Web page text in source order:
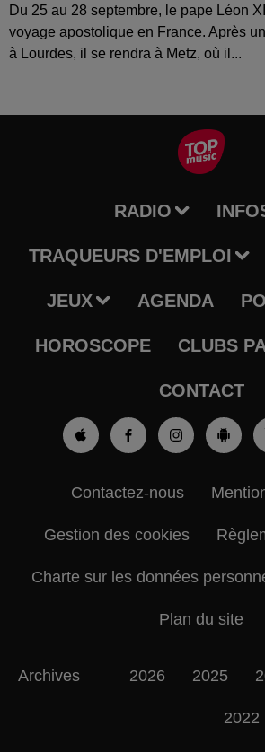
Du 25 au 28 septembre, le pape Léon
voyage apostolique en France. Après
à Lourdes, il se rendra à Metz, où il...
RADIO
TRAQUEURS D'EMPLOI
JEUX AGENDA
HOROSCOPE CLUBS
CONTACT
Contactez-nous
Gestion des cookies
Charte sur les données
Plan du site
Archives 2026 2025
2022